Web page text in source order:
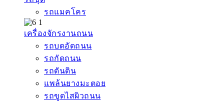
รถแมคโคร
เครื่องจักรงานถนน
รถบดอัดถนน
รถกัดถนน
รถดันดิน
แพล้นยางมะตอย
รถขูดไสผิวถนน